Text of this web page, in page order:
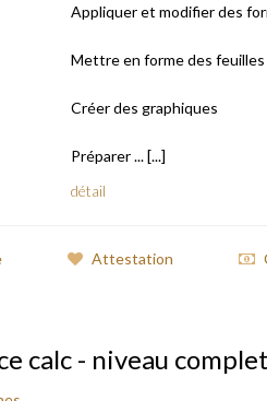
Appliquer et modifier des
Mettre en forme des feuilles
Créer des graphiques
Préparer ... [...]
détail
Attestation
calc - niveau